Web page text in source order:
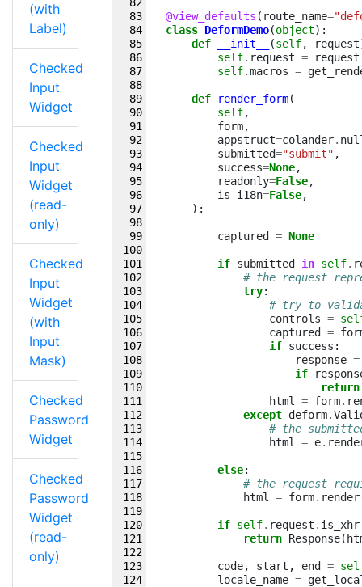
(with
Label)
Checked
Input
Widget
Checked
Input
Widget
(read-
only)
Checked
Input
Widget
(with
Input
Mask)
Checked
Password
Widget
Checked
Password
Widget
(read-
only)
@view_defaults ( route_name=
class DeformDemo(object):
def
__init__ (self, request
self. request =
request
self.macros =
def render_form(
self,
form,
appstruct=colander.
submitted="submit" ,
success=None,
readonly=False,
is_i18n=False,
):
captured = None
if submitted in self.
# the request
try:
# try to
controls =
captured
=
if success :
response =
if
return
html
= form.
except deform.
# the
html
= e.
else:
# the request
html
= form. render
if self. request . is_xhr
return Response(
code, start , end =
locale_name =